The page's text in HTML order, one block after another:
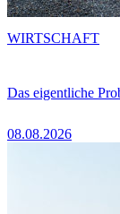
Das eigentliche
08.08.2026
WIRTSCHAFT